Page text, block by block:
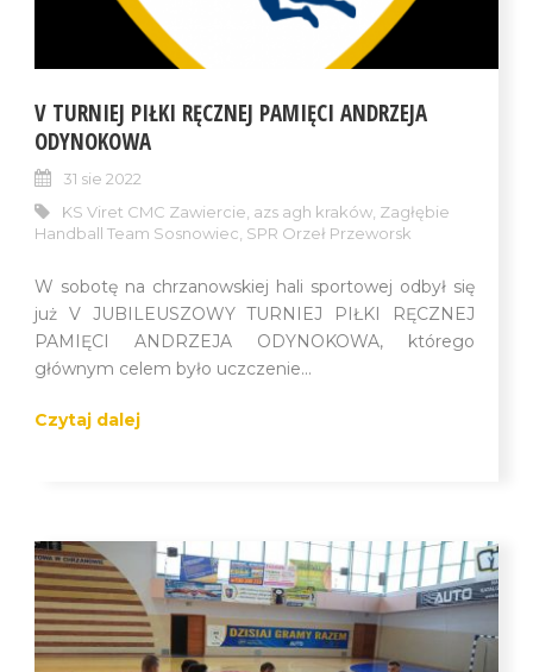
V TURNIEJ PIŁKI RĘCZNEJ PAMIĘCI ANDRZEJA
ODYNOKOWA
31 sie 2022
KS Viret CMC Zawiercie, azs agh kraków, Zagłębie
Handball Team Sosnowiec, SPR Orzeł Przeworsk
W sobotę na chrzanowskiej hali sportowej odbył się
już V JUBILEUSZOWY TURNIEJ PIŁKI RĘCZNEJ
PAMIĘCI ANDRZEJA ODYNOKOWA, którego
głównym celem było uczczenie...
Czytaj dalej